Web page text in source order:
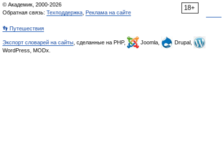
18+
© Академик, 2000-2026
Обратная связь: Техподдержка Реклама на сайте
👣 Путешествия
Экспорт словарей на сайты , сделанные на PHP, Joomla,
Drupal,
WordPress, MODx.